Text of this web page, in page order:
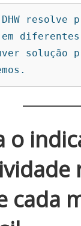
resolve
em
solução
o
cada